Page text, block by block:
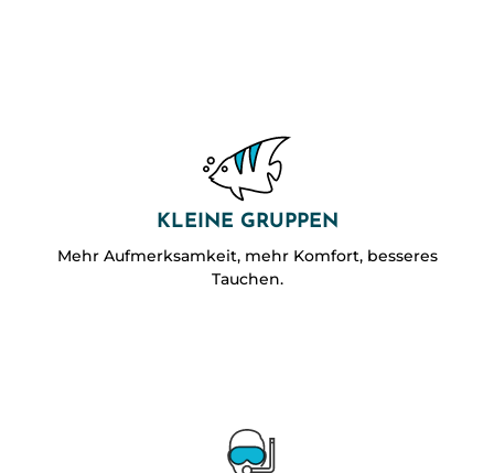
KLEINE GRUPPEN
Mehr Aufmerksamkeit, mehr Komfort, besseres
Tauchen.